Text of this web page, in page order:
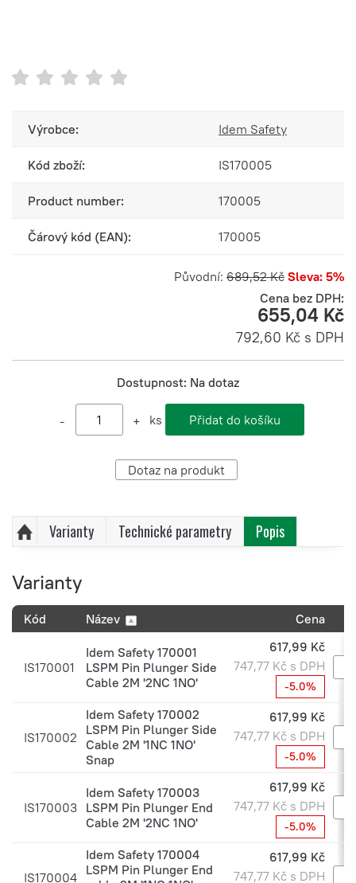
Výrobce: Idem Safety
Kód zboží: IS170005
Product number: 170005
Čárový kód (EAN): 170005
Původní: 689,52 Kč Sleva: 5%
Cena bez DPH:
655,04 Kč
792,60 Kč s DPH
Dostupnost: Na dotaz
- + ks
Dotaz na produkt
Varianty Technické parametry Popis
Varianty
Kód Název Cena
IS170001
Idem Safety 170001
LSPM Pin Plunger Side
Cable 2M '2NC 1NO'
617,99 Kč
747,77 Kč s DPH
-5.0%
IS170002
Idem Safety 170002
LSPM Pin Plunger Side
Cable 2M '1NC 1NO'
Snap
617,99 Kč
747,77 Kč s DPH
-5.0%
IS170003
Idem Safety 170003
LSPM Pin Plunger End
Cable 2M '2NC 1NO'
617,99 Kč
747,77 Kč s DPH
-5.0%
IS170004
Idem Safety 170004
LSPM Pin Plunger End
617,99 Kč
747,77 Kč s DPH